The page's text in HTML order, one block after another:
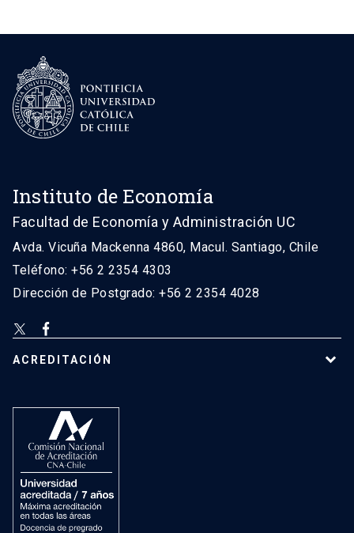
Instituto de Economía
Facultad de Economía y Administración UC
Avda. Vicuña Mackenna 4860, Macul. Santiago, Chile
Teléfono: +56 2 2354 4303
Dirección de Postgrado: +56 2 2354 4028
ACREDITACIÓN